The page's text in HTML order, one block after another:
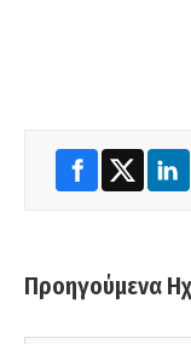
Προηγούμενα